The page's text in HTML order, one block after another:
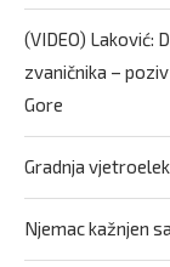
(VIDEO) Laković:
zvaničnika –
Gore
Gradnja
Njemac kažnjen